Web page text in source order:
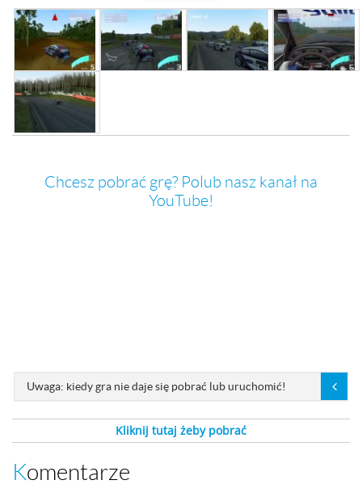
Chcesz pobrać grę? Polub nasz kanał na
YouTube!
Uwaga: kiedy gra nie daje się pobrać lub uruchomić!
Kliknij tutaj żeby pobrać
Komentarze